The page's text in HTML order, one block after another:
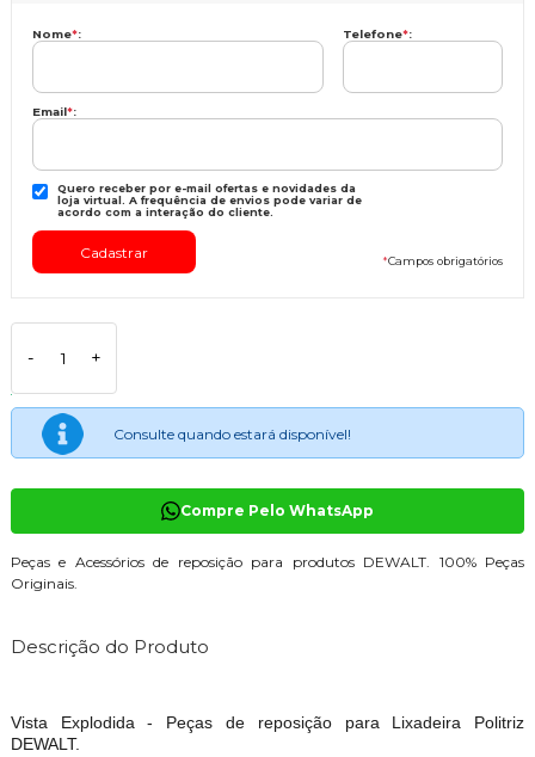
Nome*: Telefone*:
Email*:
Quero receber por e-mail ofertas e novidades da
loja virtual. A frequência de envios pode variar de
acordo com a interação do cliente.
*Campos obrigatórios
- +
Consulte quando estará disponível!
Compre Pelo WhatsApp
Peças e Acessórios de reposição para produtos DEWALT. 100% Peças
Originais.
Descrição do Produto
Vista Explodida - Peças de reposição para Lixadeira Politriz
DEWALT.